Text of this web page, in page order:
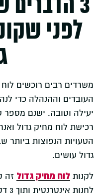
3
לפני
משרדים רבים רוכשים
העובדים וההנהלה כדי
יעילה וטובה. ישנם
הטעויות הנפוצות ביותר
גדול עושים.
לקנות לוח מחיק גדול זה